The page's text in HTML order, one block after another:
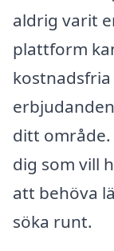
aldrig varit
plattform
ditt
dig som vill
att behöva
söka runt.